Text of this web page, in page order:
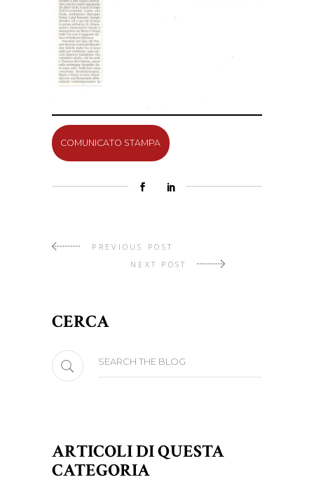
COMUNICATO STAMPA
PREVIOUS POST
NEXT POST
CERCA
Search
for:
ARTICOLI DI QUESTA
CATEGORIA